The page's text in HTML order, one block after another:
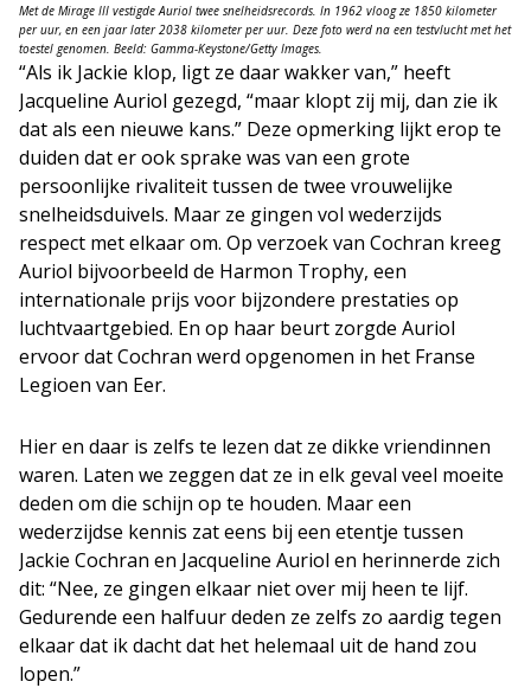
Met de Mirage III vestigde Auriol twee snelheidsrecords. In 1962 vloog ze 1850 kilometer
per uur, en een jaar later 2038 kilometer per uur. Deze foto werd na een testvlucht met het
toestel genomen. Beeld: Gamma-Keystone/Getty Images.
“Als ik Jackie klop, ligt ze daar wakker van,” heeft
Jacqueline Auriol gezegd, “maar klopt zij mij, dan zie ik
dat als een nieuwe kans.” Deze opmerking lijkt erop te
duiden dat er ook sprake was van een grote
persoonlijke rivaliteit tussen de twee vrouwelijke
snelheidsduivels. Maar ze gingen vol wederzijds
respect met elkaar om. Op verzoek van Cochran kreeg
Auriol bijvoorbeeld de Harmon Trophy, een
internationale prijs voor bijzondere prestaties op
luchtvaartgebied. En op haar beurt zorgde Auriol
ervoor dat Cochran werd opgenomen in het Franse
Legioen van Eer.
Hier en daar is zelfs te lezen dat ze dikke vriendinnen
waren. Laten we zeggen dat ze in elk geval veel moeite
deden om die schijn op te houden. Maar een
wederzijdse kennis zat eens bij een etentje tussen
Jackie Cochran en Jacqueline Auriol en herinnerde zich
dit: “Nee, ze gingen elkaar niet over mij heen te lijf.
Gedurende een halfuur deden ze zelfs zo aardig tegen
elkaar dat ik dacht dat het helemaal uit de hand zou
lopen.”